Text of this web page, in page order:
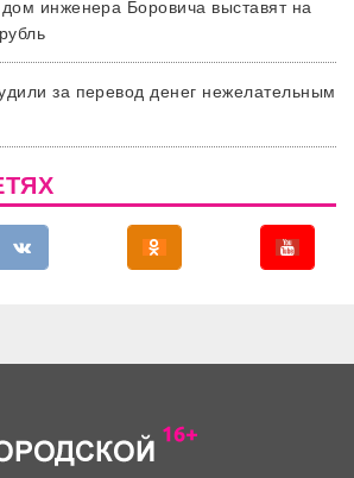
инженера Боровича выставят на
за перевод денег нежелательным